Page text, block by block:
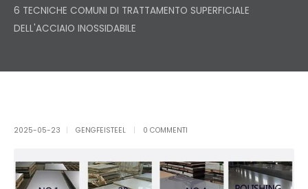
6 TECNICHE COMUNI DI TRATTAMENTO SUPERFICIALE
DELL'ACCIAIO INOSSIDABILE
2025-05-23 GENGFEISTEEL 0 COMMENTI